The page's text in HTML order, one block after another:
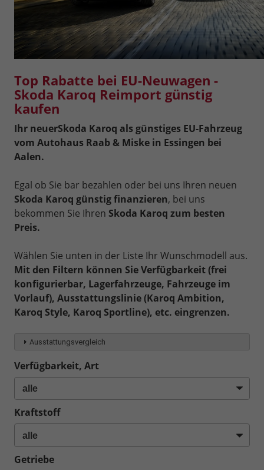
Top Rabatte bei EU-Neuwagen -
Skoda Karoq Reimport günstig
kaufen
Ihr neuerSkoda Karoq als günstiges EU-Fahrzeug
vom Autohaus Raab & Miske in Essingen bei
Aalen.
Egal ob Sie bar bezahlen oder bei uns Ihren neuen
Skoda Karoq günstig finanzieren, bei uns
bekommen Sie Ihren Skoda Karoq zum besten
Preis.
Wählen Sie unten in der Liste Ihr Wunschmodell aus.
Mit den Filtern können Sie Verfügbarkeit (frei
konfigurierbar, Lagerfahrzeuge, Fahrzeuge im
Vorlauf), Ausstattungslinie (Karoq Ambition,
Karoq Style, Karoq Sportline), etc. eingrenzen.
Ausstattungsvergleich
Verfügbarkeit, Art
Kraftstoff
Getriebe